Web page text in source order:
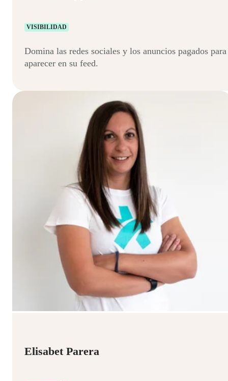
VISIBILIDAD
Domina las redes sociales y los anuncios pagados para
aparecer en su feed.
Elisabet Parera